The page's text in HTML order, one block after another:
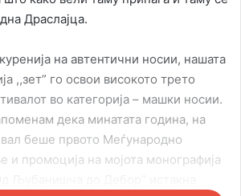
Драслајца.
на автентични носии, нашата
,,зет” го освои високото трето
во категорија – машки носии.
дека минатата година, на
беше првото Меѓународно
и промоција на мојота монографија